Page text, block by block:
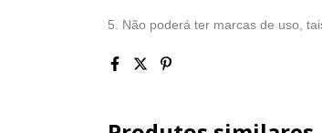
5. Não poderá ter marcas de uso,